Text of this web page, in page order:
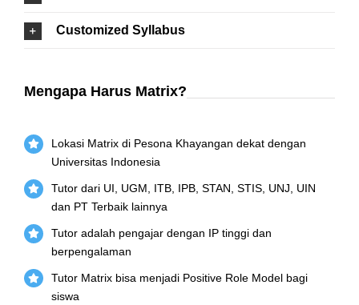
Customized Syllabus
Mengapa Harus Matrix?
Lokasi Matrix di Pesona Khayangan dekat dengan
Universitas Indonesia
Tutor dari UI, UGM, ITB, IPB, STAN, STIS, UNJ, UIN
dan PT Terbaik lainnya
Tutor adalah pengajar dengan IP tinggi dan
berpengalaman
Tutor Matrix bisa menjadi Positive Role Model bagi
siswa